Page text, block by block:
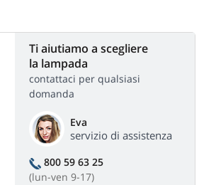
Ti aiutiamo a scegliere
la lampada
contattaci per qualsiasi
domanda
Eva
servizio di assistenza
800 59 63 25
(lun-ven 9-17)